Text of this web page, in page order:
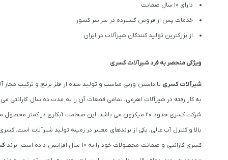
دارای 10 سال ضمانت
خدمات پس از فروش گسترده در سراسر کشور
از بزرگترین تولید کنندگان شیرآلات در ایران
ویژگی منحصر به فرد شیرآلات کسری
شیرآلات کسری با داشتن وزنی مناسب و تولید شده از فلز برنج و ترکیب
به کار رفته در شیرآلات اهرمی، تمامی قطعات آن را به مدت ده سال
شرکت کسری حدود ۲۰ میکرون می باشد. این ضخامت آبکاری
بالا و کنترل آب عالی، یکی از برندهای معتبر در زمینه تولید شیرآلات
کسری گارانتی و ضمانت محصولات خود را به 10 سال افزایش داده است. برند